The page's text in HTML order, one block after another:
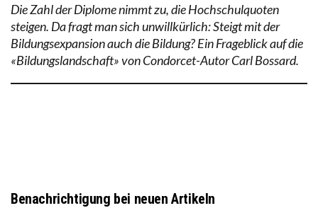
Die Zahl der Diplome nimmt zu, die Hochschulquoten
steigen. Da fragt man sich unwillkürlich: Steigt mit der
Bildungsexpansion auch die Bildung? Ein Frageblick auf die
«Bildungslandschaft» von Condorcet-Autor Carl Bossard.
Benachrichtigung bei neuen Artikeln